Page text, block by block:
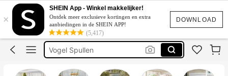
DOWNLOAD
×
SHEIN App - Winkel makkelijker!
Ontdek meer exclusieve kortingen en extra
aanbiedingen in de SHEIN APP!
(5,417)
Vogelhuisjes Voor Buiten
Vogel Speelgoed
Vogel Spullen
Vogel Accessoires